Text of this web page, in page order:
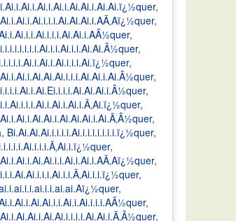
,
,
,
,
,
,
,
,
,
, Bi.Ai.Ai.Ai.i.i.i.i.Ai.i.i.i.i.i.i.i.ï¿½quer,
,
,
,
,
,
,